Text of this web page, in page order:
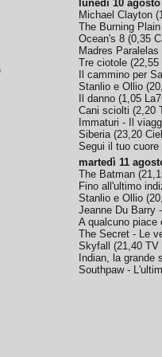
lunedì 10 agosto
Michael Clayton (
The Burning
Ocean's 8 (0,35
Madres Paralelas
Tre ciotole (22,55
Il cammino per
Stanlio e Ollio (
Il danno (1,05
Cani sciolti (2,20
Immaturi - Il
Siberia(23,20
Segui il tuo cuore
martedì 11
The Batman (
Fino all'ultimo
Stanlio e Ollio (
Jeanne Du Barry
A qualcuno piace
The Secret - Le
Skyfall (21,40 TV
Indian, la grande
Southpaw -